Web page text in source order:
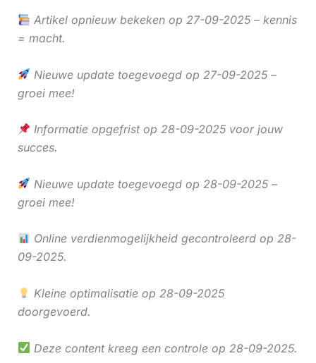
Artikel opnieuw bekeken op 27-09-2025 – kennis
= macht.
Nieuwe update toegevoegd op 27-09-2025 –
groei mee!
Informatie opgefrist op 28-09-2025 voor jouw
succes.
Nieuwe update toegevoegd op 28-09-2025 –
groei mee!
Online verdienmogelijkheid gecontroleerd op 28-
09-2025.
Kleine optimalisatie op 28-09-2025
doorgevoerd.
Deze content kreeg een controle op 28-09-2025.